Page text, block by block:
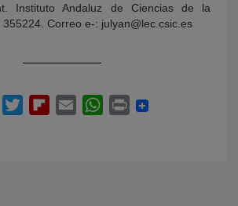
Instituto Andaluz de Ciencias de la
Correo e-: julyan@lec.csic.es